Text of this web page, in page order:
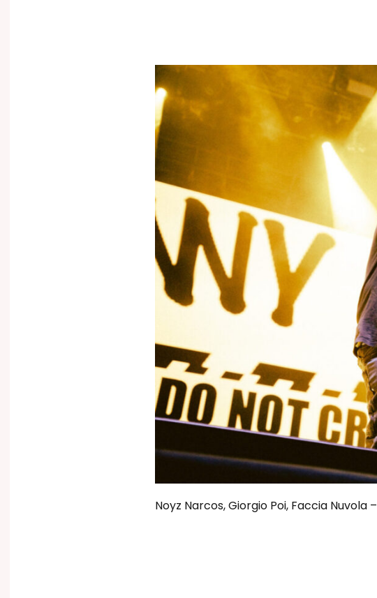
Noyz Narcos, Giorgio Poi, Faccia Nuvola –